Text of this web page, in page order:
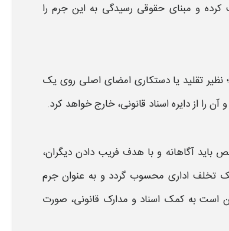
و مبنای حقوقی رسیدگی به این جرم را
تقلید یا دستکاریامضای اصلی روی یک
را از دایره اسناد قانونی، خارج خواهد کرد.
آگاهانه و با هدف فریب دادن دیگران،
تخلف اداری محسوب گردد و به عنوان جرم
است به کمک اسناد و مدارک قانونی، صورت